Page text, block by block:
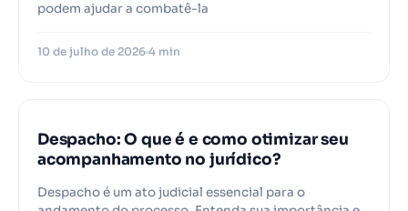
podem ajudar a combatê-la
10 de julho de 2026 4 min
Despacho: O que é e como otimizar seu
acompanhamento no jurídico?
Despacho é um ato judicial essencial para o